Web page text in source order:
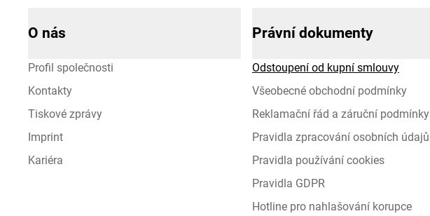
O nás
Profil společnosti
Kontakty
Tiskové zprávy
Imprint
Kariéra
Právní dokumenty
Odstoupení od kupní smlouvy
Všeobecné obchodní podmínky
Reklamační řád a záruční podmínky
Pravidla zpracování osobních údajů
Pravidla používání cookies
Pravidla GDPR
Hotline pro nahlašování korupce